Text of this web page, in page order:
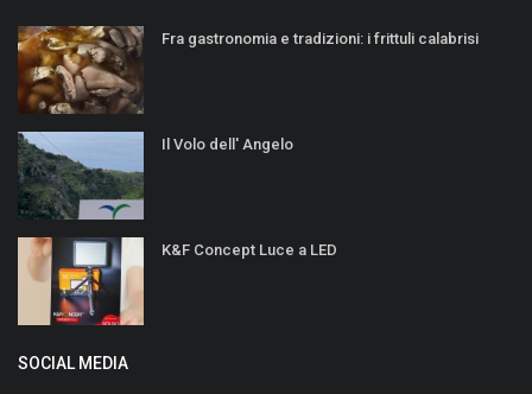
Fra gastronomia e tradizioni: i frittuli calabrisi
Il Volo dell' Angelo
K&F Concept Luce a LED
SOCIAL MEDIA